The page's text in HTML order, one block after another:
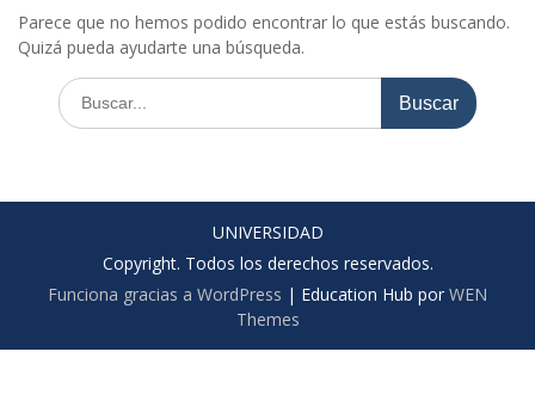
Parece que no hemos podido encontrar lo que estás buscando.
Quizá pueda ayudarte una búsqueda.
Buscar:
UNIVERSIDAD
Copyright. Todos los derechos reservados.
Funciona gracias a WordPress | Education Hub por WEN
Themes